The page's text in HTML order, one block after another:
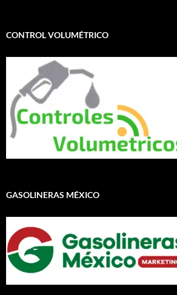
CONTROL VOLUMÉTRICO
GASOLINERAS MÉXICO